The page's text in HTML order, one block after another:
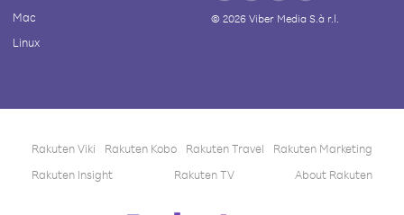
Mac
Linux
© 2026Viber Media S.à r.l.
Rakuten Viki Rakuten Kobo Rakuten Travel
Rakuten Marketing
Rakuten Insight
Rakuten TV About Rakuten